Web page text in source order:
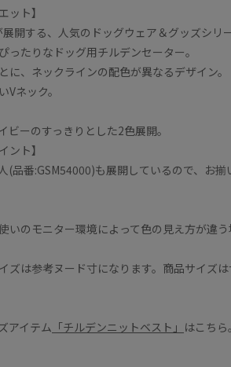
ット】
展開する、人気のドッグウェア＆グッズシリー
ったりなドッグ用チルデンセーター。
に、ネックラインの配色が異なるデザイン。
ネック。
ビーのすっきりとした2色展開。
ント】
(品番:GSM54000)も展開しているので、お揃
いのモニター環境によって色の見え方が違
ズは参考ヌード寸になります。商品サイズ
アイテム 「チルデンニットベスト」 はこちら。